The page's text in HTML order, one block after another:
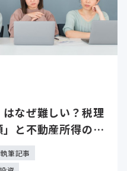
なぜ難しい？税理
と不動産所得の可
執筆記事